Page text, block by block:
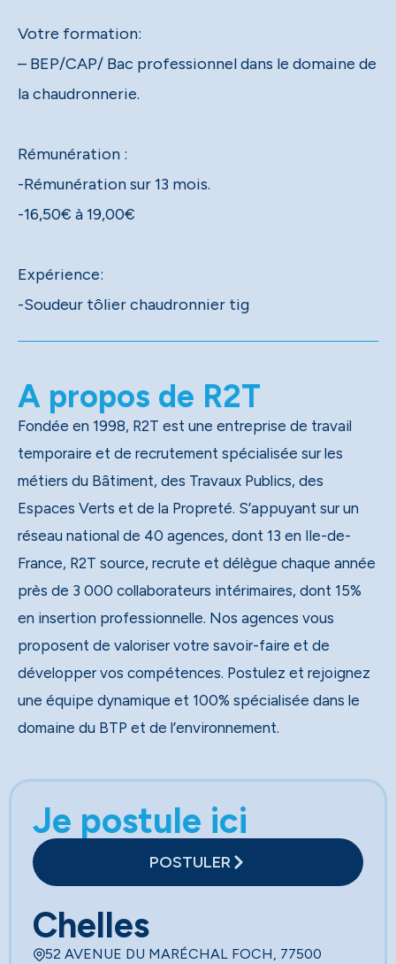
Votre formation:
– BEP/CAP/ Bac professionnel dans le domaine de
la chaudronnerie.
Rémunération :
-Rémunération sur 13 mois.
-16,50€ à 19,00€
Expérience:
-Soudeur tôlier chaudronnier tig
A propos de R2T
Fondée en 1998, R2T est une entreprise de travail
temporaire et de recrutement spécialisée sur les
métiers du Bâtiment, des Travaux Publics, des
Espaces Verts et de la Propreté. S’appuyant sur un
réseau national de 40 agences, dont 13 en Ile-de-
France, R2T source, recrute et délègue chaque année
près de 3 000 collaborateurs intérimaires, dont 15%
en insertion professionnelle. Nos agences vous
proposent de valoriser votre savoir-faire et de
développer vos compétences. Postulez et rejoignez
une équipe dynamique et 100% spécialisée dans le
domaine du BTP et de l’environnement.
Je postule ici
POSTULER
Chelles
52 AVENUE DU MARÉCHAL FOCH, 77500